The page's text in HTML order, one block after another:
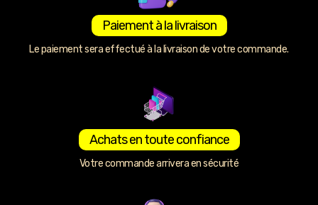
Paiement à la livraison
Le paiement sera effectué à la livraison de votre commande.
Achats en toute confiance
Votre commande arrivera en sécurité